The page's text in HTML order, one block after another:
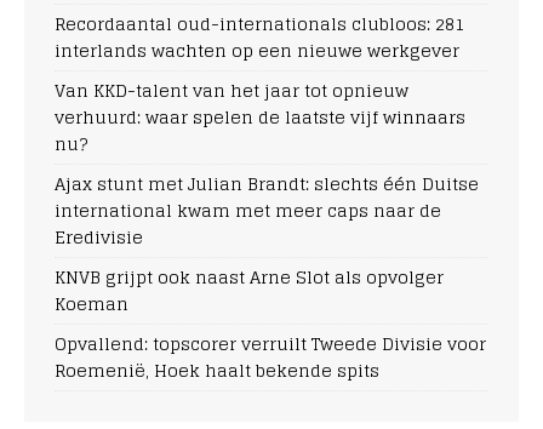
Recordaantal oud-internationals clubloos: 281
interlands wachten op een nieuwe werkgever
Van KKD-talent van het jaar tot opnieuw
verhuurd: waar spelen de laatste vijf winnaars
nu?
Ajax stunt met Julian Brandt: slechts één Duitse
international kwam met meer caps naar de
Eredivisie
KNVB grijpt ook naast Arne Slot als opvolger
Koeman
Opvallend: topscorer verruilt Tweede Divisie voor
Roemenië, Hoek haalt bekende spits